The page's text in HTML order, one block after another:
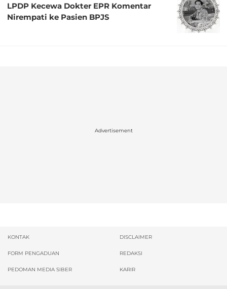
LPDP Kecewa Dokter EPR Komentar
Nirempati ke Pasien BPJS
Advertisement
KONTAK DISCLAIMER
FORM PENGADUAN REDAKSI
PEDOMAN MEDIA SIBER KARIR